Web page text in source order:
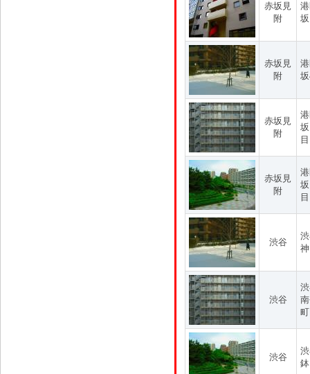
赤坂見
附
赤坂見
附
赤坂見
附
目
赤坂見
附
目
渋谷
渋谷
渋谷